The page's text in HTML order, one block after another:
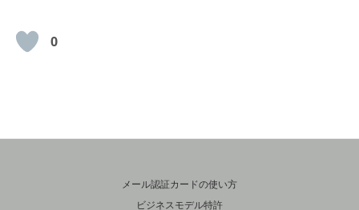
0
メール認証カードの使い方
ビジネスモデル特許